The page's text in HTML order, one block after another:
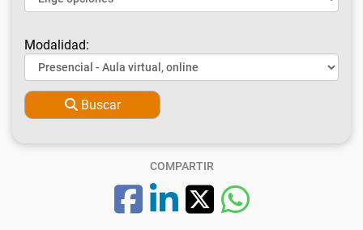
Modalidad:
Buscar
COMPARTIR